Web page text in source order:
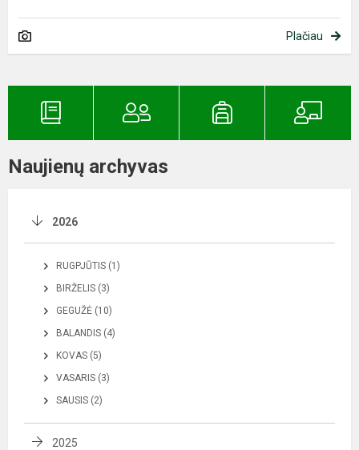
Plačiau
Naujienų archyvas
2026
RUGPJŪTIS (1)
BIRŽELIS (3)
GEGUŽĖ (10)
BALANDIS (4)
KOVAS (5)
VASARIS (3)
SAUSIS (2)
2025